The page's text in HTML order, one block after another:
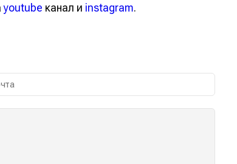
youtube канал и instagram.